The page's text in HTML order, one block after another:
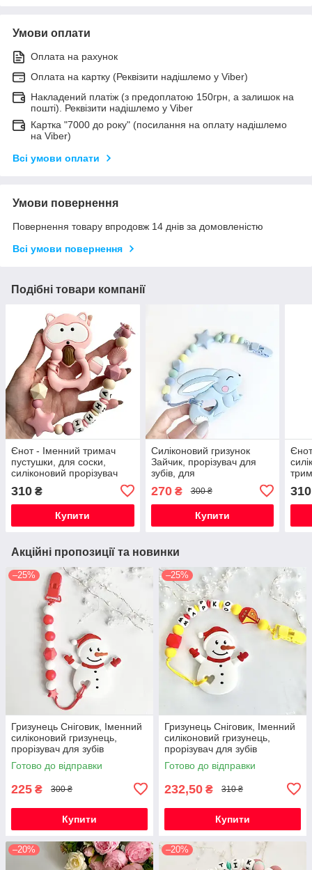
Умови оплати
Оплата на рахунок
Оплата на картку (Реквізити надішлемо у Viber)
Накладений платіж (з предоплатою 150грн, а залишок на
пошті). Реквізити надішлемо у Viber
Картка "7000 до року" (посилання на оплату надішлемо
на Viber)
Всі умови оплати
Умови повернення
Повернення товару впродовж 14 днів за домовленістю
Всі умови повернення
Подібні товари компанії
Єнот - Іменний тримач
пустушки, для соски,
силіконовий прорізувач
310 ₴
Купити
Силіконовий гризунок
Зайчик, прорізувач для
зубів, для
новонародженого, тримач
пустушки
270₴ 300 ₴
Купити
310
Акційні пропозиції та новинки
–25%
Гризунець Сніговик, Іменний
силіконовий гризунець,
прорізувач для зубів
Готово до відправки
225 ₴ 300 ₴
Купити
–25%
Гризунець Сніговик, Іменний
силіконовий гризунець,
прорізувач для зубів
Готово до відправки
232,50 ₴ 310 ₴
Купити
–20% –20%